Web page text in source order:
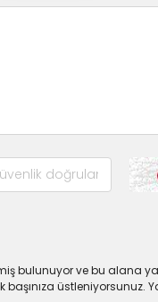
bulunuyor ve bu alana
üstleniyorsunuz.